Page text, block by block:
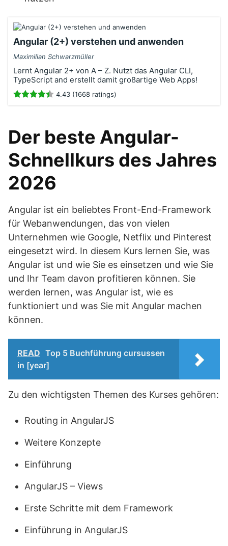
Angular (2+) verstehen und anwenden
Maximilian Schwarzmüller
Lernt Angular 2+ von A – Z. Nutzt das Angular CLI,
TypeScript and erstellt damit großartige Web Apps!
4.43 (1668 ratings)
Der beste Angular-
Schnellkurs des Jahres
2026
Angular ist ein beliebtes Front-End-Framework
für Webanwendungen, das von vielen
Unternehmen wie Google, Netflix und Pinterest
eingesetzt wird. In diesem Kurs lernen Sie, was
Angular ist und wie Sie es einsetzen und wie Sie
und Ihr Team davon profitieren können. Sie
werden lernen, was Angular ist, wie es
funktioniert und was Sie mit Angular machen
können.
READ Top 5 Buchführung cursussen
in [year]
Zu den wichtigsten Themen des Kurses gehören:
Routing in AngularJS
Weitere Konzepte
Einführung
AngularJS – Views
Erste Schritte mit dem Framework
Einführung in AngularJS